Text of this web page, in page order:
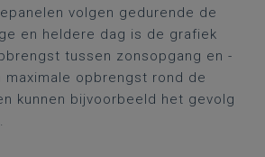
volgen gedurende de
en heldere dag is de grafiek
tussen zonsopgang en -
maximale opbrengst rond de
kunnen bijvoorbeeld het gevolg